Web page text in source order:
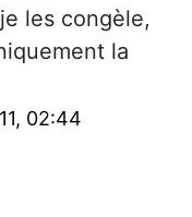
les congèle,
la
02:44